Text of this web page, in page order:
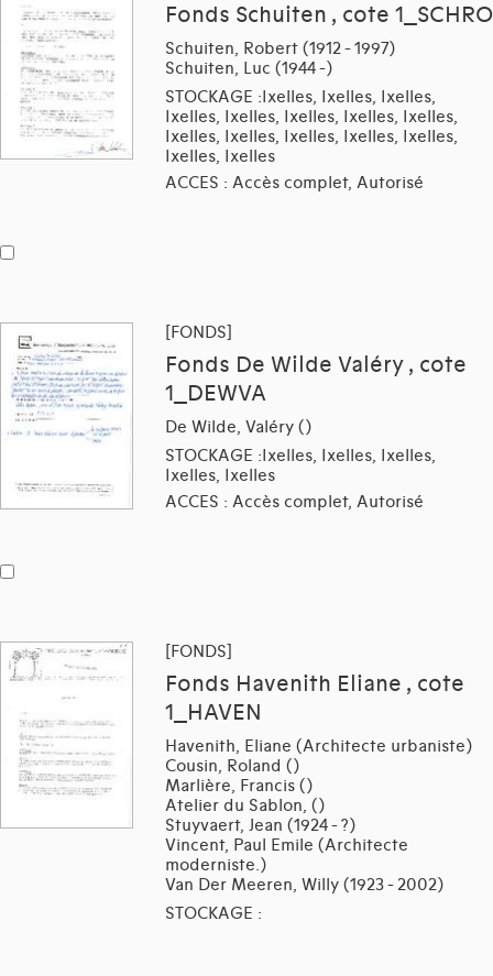
Fonds Schuiten , cote 1_SCHRO
Schuiten, Robert (1912 - 1997)
Schuiten, Luc (1944 -)
STOCKAGE :Ixelles, Ixelles, Ixelles,
Ixelles, Ixelles, Ixelles, Ixelles, Ixelles,
Ixelles, Ixelles, Ixelles, Ixelles, Ixelles,
Ixelles, Ixelles
ACCES : Accès complet, Autorisé
[FONDS]
Fonds De Wilde Valéry , cote
1_DEWVA
De Wilde, Valéry ()
STOCKAGE :Ixelles, Ixelles, Ixelles,
Ixelles, Ixelles
ACCES : Accès complet, Autorisé
[FONDS]
Fonds Havenith Eliane , cote
1_HAVEN
Havenith, Eliane (Architecte urbaniste)
Cousin, Roland ()
Marlière, Francis ()
Atelier du Sablon, ()
Stuyvaert, Jean (1924 - ?)
Vincent, Paul Emile (Architecte
moderniste.)
Van Der Meeren, Willy (1923 - 2002)
STOCKAGE :